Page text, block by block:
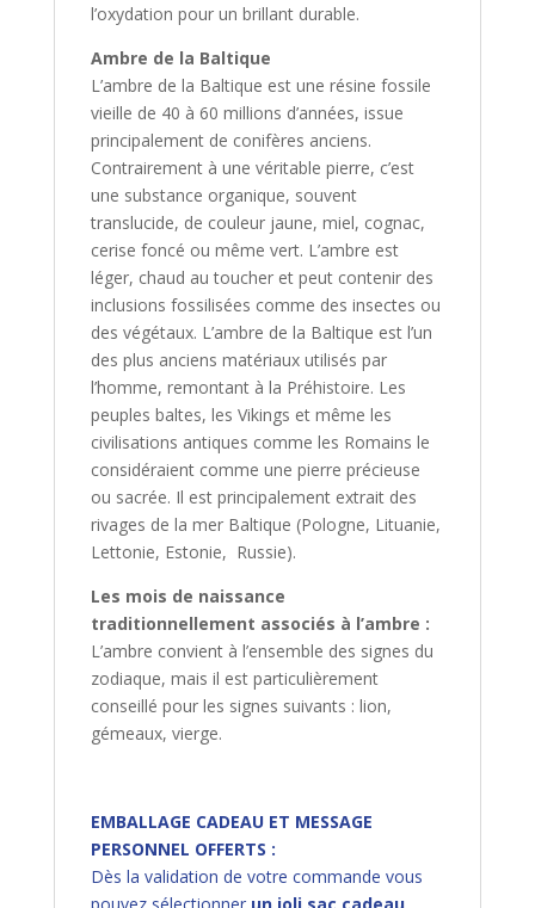
l’oxydation pour un brillant durable.
Ambre de la Baltique
L’ambre de la Baltique est une résine fossile
vieille de 40 à 60 millions d’années, issue
principalement de conifères anciens.
Contrairement à une véritable pierre, c’est
une substance organique, souvent
translucide, de couleur jaune, miel, cognac,
cerise foncé ou même vert. L’ambre est
léger, chaud au toucher et peut contenir des
inclusions fossilisées comme des insectes ou
des végétaux. L’ambre de la Baltique est l’un
des plus anciens matériaux utilisés par
l’homme, remontant à la Préhistoire. Les
peuples baltes, les Vikings et même les
civilisations antiques comme les Romains le
considéraient comme une pierre précieuse
ou sacrée. Il est principalement extrait des
rivages de la mer Baltique (Pologne, Lituanie,
Lettonie, Estonie, Russie).
Les mois de naissance
traditionnellement associés à l’ambre :
L’ambre convient à l’ensemble des signes du
zodiaque, mais il est particulièrement
conseillé pour les signes suivants : lion,
gémeaux, vierge.
EMBALLAGE CADEAU ET MESSAGE
PERSONNEL OFFERTS :
Dès la validation de votre commande vous